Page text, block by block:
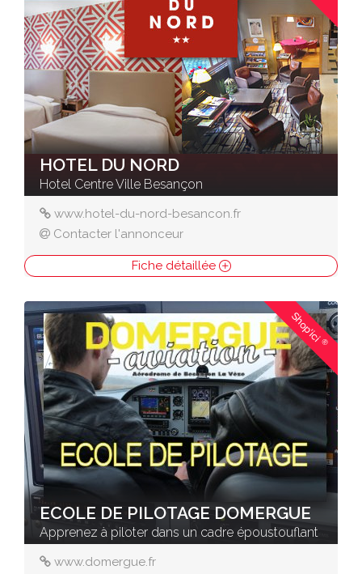
HOTEL DU NORD
Hotel Centre Ville Besançon
www.hotel-du-nord-besancon.fr
Contacter l'annonceur
Fiche détaillée
Shop'ici®
ECOLE DE PILOTAGE DOMERGUE
Apprenez à piloter dans un cadre époustouflant
www.domergue.fr